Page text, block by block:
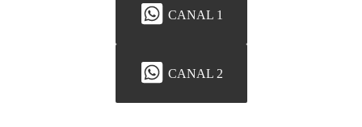
CANAL 1
CANAL 2